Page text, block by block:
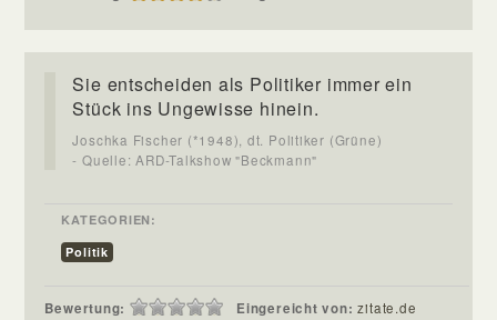
Sie entscheiden als Politiker immer ein
Stück ins Ungewisse hinein.
Joschka Fischer (*1948), dt. Politiker (Grüne)
- Quelle: ARD-Talkshow "Beckmann"
KATEGORIEN:
Politik
Bewertung: Eingereicht von:zitate.de